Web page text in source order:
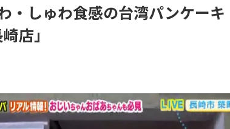
・しゅわ食感の台湾パンケーキ
店」